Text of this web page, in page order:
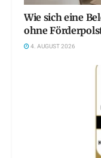
Wie sich eine
ohne
4. AUGUST 2026